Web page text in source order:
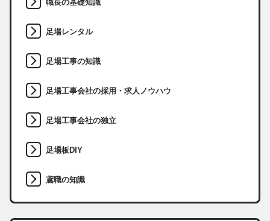
職長の基礎知識
足場レンタル
足場工事の知識
足場工事会社の採用・求人ノウハウ
足場工事会社の独立
足場板DIY
鳶職の知識